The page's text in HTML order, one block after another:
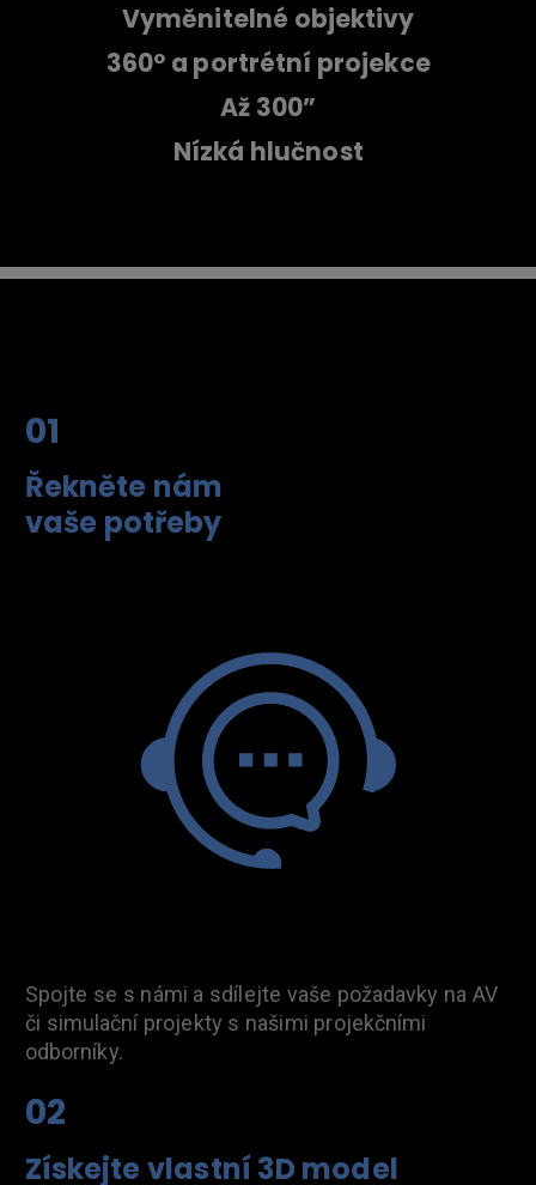
Vyměnitelné objektivy
360° a portrétní projekce
Až 300”
Nízká hlučnost
01
Řekněte nám
vaše potřeby
Spojte se s námi a sdílejte vaše požadavky na AV
či simulační projekty s našimi projekčními
odborníky.
02
Získejte vlastní 3D model